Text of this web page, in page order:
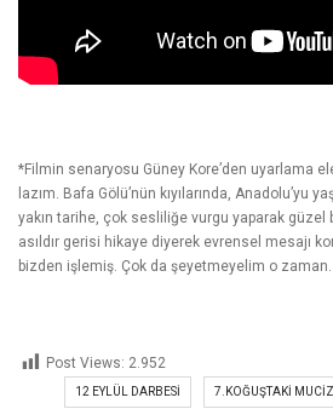
*Filmin senaryosu Güney Kore’den uyarlama
lazım. Bafa Gölü’nün kıyılarında, Anadolu’yu
yakın tarihe, çok sesliliğe vurgu yaparak güzel
asıldır gerisi hikaye diyerek evrensel mesajı
bizden işlemiş. Çok da şeyetmeyelim o zaman.
Post Views: 2.952
12 EYLÜL DARBESI 7.KOĞUŞTAKI